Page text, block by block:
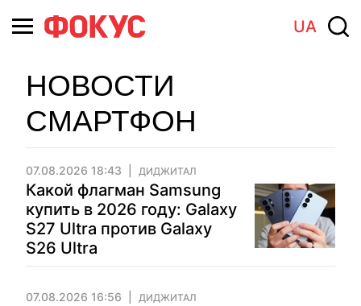
UA
НОВОСТИ
СМАРТФОН
07.08.2026 18:43 ДИДЖИТАЛ
Какой флагман Samsung
купить в 2026 году: Galaxy
S27 Ultra против Galaxy
S26 Ultra
07.08.2026 16:56 ДИДЖИТАЛ